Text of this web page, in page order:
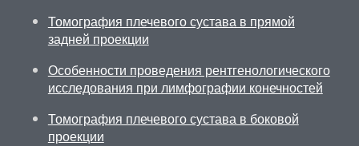
Томография плечевого сустава в прямой
задней проекции
Особенности проведения рентгенологического
исследования при лимфографии конечностей
Томография плечевого сустава в боковой
проекции